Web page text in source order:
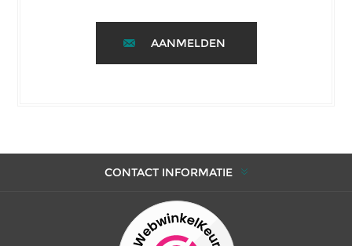
AANMELDEN
CONTACT INFORMATIE